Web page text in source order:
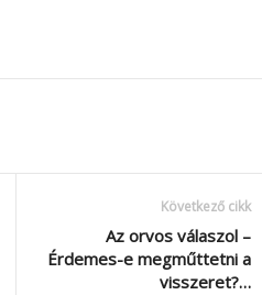
Következő cikk
Az orvos válaszol –
Érdemes-e megműttetni a
visszeret?…